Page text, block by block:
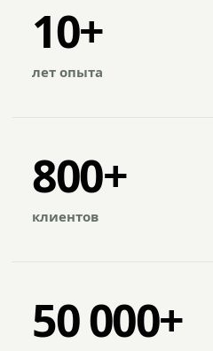
10+
лет опыта
800+
клиентов
50 000+